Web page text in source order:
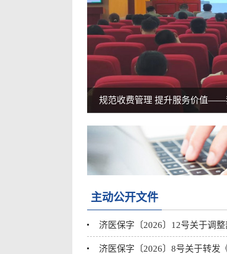
规范收费管理 提升服务价值——
主动公开文件
济医保字〔2026〕12号关于调
济医保字〔2026〕8号关于转发